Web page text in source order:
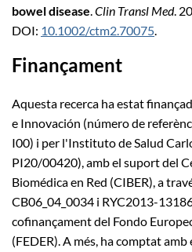
bowel disease.Clin Transl Med.
DOI: 10.1002/ctm2.70075.
Finançament
Aquesta recerca ha estat
e Innovación (número de
I00) i per l'Instituto de Salud
PI20/00420), amb el suport del
Biomédica en Red (CIBER), a
CB06_04_0034 i RYC2013-
cofinançament del Fondo
(FEDER). A més, ha comptat